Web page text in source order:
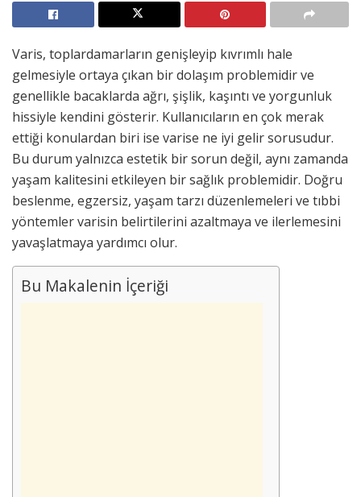
Varis, toplardamarların genişleyip kıvrımlı hale
gelmesiyle ortaya çıkan bir dolaşım problemidir ve
genellikle bacaklarda ağrı, şişlik, kaşıntı ve yorgunluk
hissiyle kendini gösterir. Kullanıcıların en çok merak
ettiği konulardan biri ise varise ne iyi gelir sorusudur.
Bu durum yalnızca estetik bir sorun değil, aynı zamanda
yaşam kalitesini etkileyen bir sağlık problemidir. Doğru
beslenme, egzersiz, yaşam tarzı düzenlemeleri ve tıbbi
yöntemler varisin belirtilerini azaltmaya ve ilerlemesini
yavaşlatmaya yardımcı olur.
Bu Makalenin İçeriği